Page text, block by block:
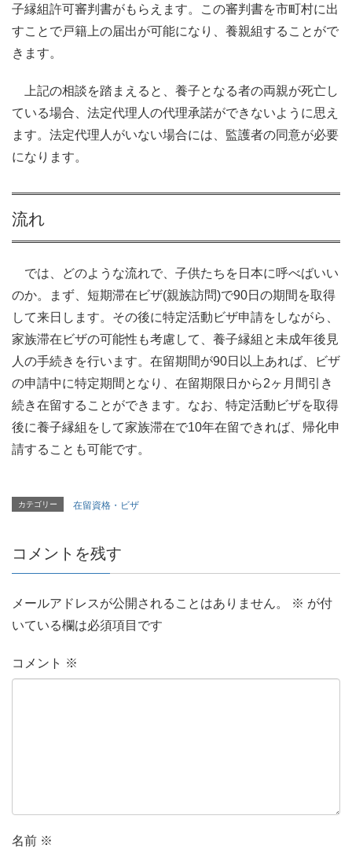
子縁組許可審判書がもらえます。この審判書を市町村に出
すことで戸籍上の届出が可能になり、養親組することがで
きます。
上記の相談を踏まえると、養子となる者の両親が死亡し
ている場合、法定代理人の代理承諾ができないように思え
ます。法定代理人がいない場合には、監護者の同意が必要
になります。
流れ
では、どのような流れで、子供たちを日本に呼べばいい
のか。まず、短期滞在ビザ(親族訪問)で90日の期間を取得
して来日します。その後に特定活動ビザ申請をしながら、
家族滞在ビザの可能性も考慮して、養子縁組と未成年後見
人の手続きを行います。在留期間が90日以上あれば、ビザ
の申請中に特定期間となり、在留期限日から2ヶ月間引き
続き在留することができます。なお、特定活動ビザを取得
後に養子縁組をして家族滞在で10年在留できれば、帰化申
請することも可能です。
カテゴリー 在留資格・ビザ
コメントを残す
メールアドレスが公開されることはありません。 ※ が付
いている欄は必須項目です
コメント ※
名前 ※